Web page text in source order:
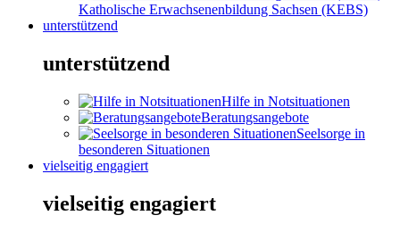
Katholische Erwachsenenbildung Sachsen (KEBS)
unterstützend
unterstützend
Hilfe in Notsituationen
Beratungsangebote
Seelsorge in
besonderen Situationen
vielseitig engagiert
vielseitig engagiert